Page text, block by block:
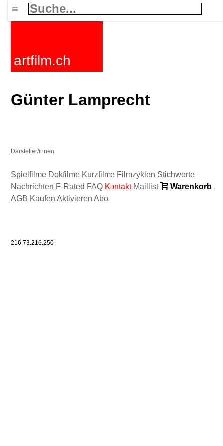
≡
artfilm.ch
Günter Lamprecht
Darsteller/innen
Spielfilme Dokfilme Kurzfilme Filmzyklen Stichworte
Nachrichten F-Rated FAQ Kontakt Maillist
Warenkorb
AGB Kaufen Aktivieren Abo
216.73.216.250